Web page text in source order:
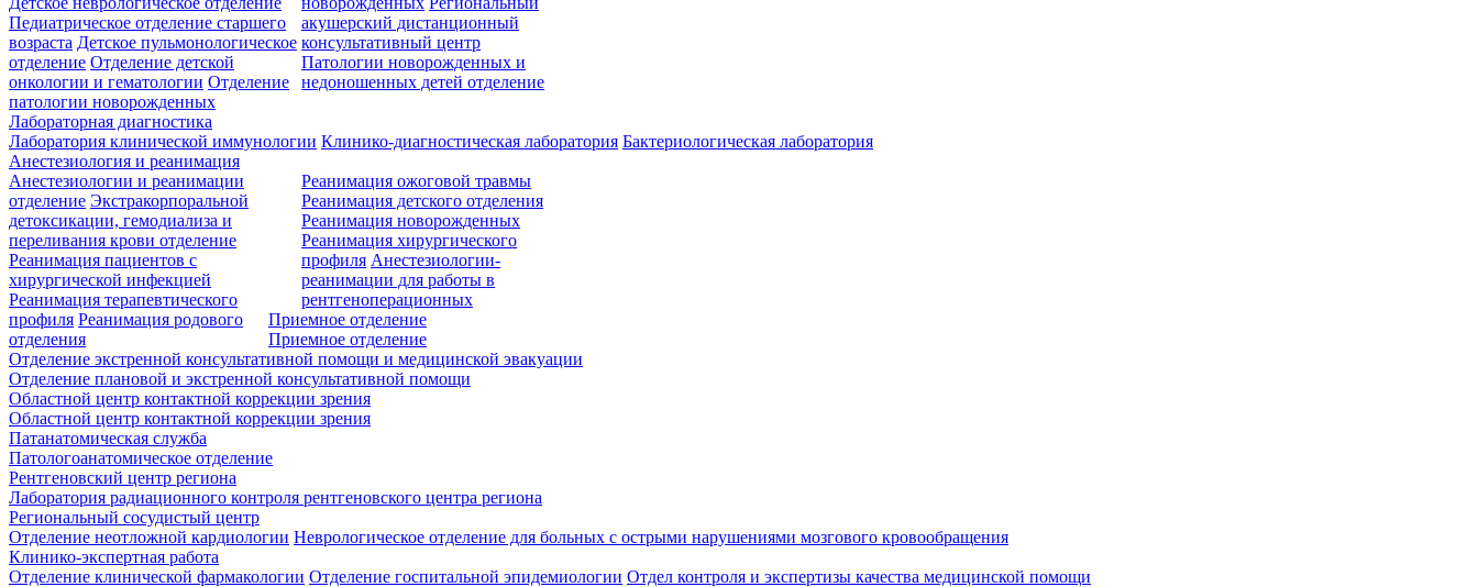
акушерский дистанционный
консультативный центр
Патологии новорожденных и
недоношенных детей отделение
Педиатрическое отделение старшего
возраста Детское пульмонологическое
отделение Отделение детской
онкологии и гематологии Отделение
патологии новорожденных
Лабораторная диагностика
Лаборатория клинической иммунологии Клинико-диагностическая лаборатория Бактериологическая лаборатория
Анестезиология и реанимация
Анестезиологии и реанимации
отделение Экстракорпоральной
детоксикации, гемодиализа и
переливания крови отделение
Реанимация пациентов с
хирургической инфекцией
Реанимация терапевтического
профиля Реанимация родового
отделения
Реанимация ожоговой травмы
Реанимация детского отделения
Реанимация новорожденных
Реанимация хирургического
профиля Анестезиологии-
реанимации для работы в
рентгеноперационных
Приемное отделение
Приемное отделение
Отделение экстренной консультативной помощи и медицинской эвакуации
Отделение плановой и экстренной консультативной помощи
Областной центр контактной коррекции зрения
Областной центр контактной коррекции зрения
Патанатомическая служба
Патологоанатомическое отделение
Рентгеновский центр региона
Лаборатория радиационного контроля рентгеновского центра региона
Региональный сосудистый центр
Отделение неотложной кардиологии Неврологическое отделение для больных с острыми нарушениями мозгового кровообращения
Клинико-экспертная работа
Отделение клинической фармакологии Отделение госпитальной эпидемиологии Отдел контроля и экспертизы качества медицинской помощи